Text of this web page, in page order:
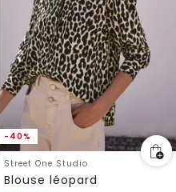
-40%
Street One Studio
Blouse léopard